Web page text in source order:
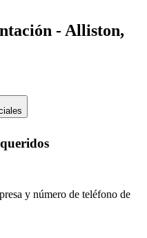
- Alliston,
y número de teléfono de